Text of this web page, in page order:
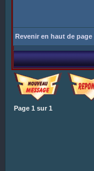
Revenir en haut de page
Page 1 sur 1